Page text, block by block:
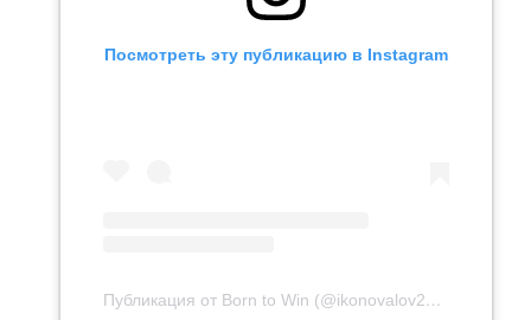
Посмотреть эту публикацию в Instagram
Публикация от Born to Win (@ikonovalov23)